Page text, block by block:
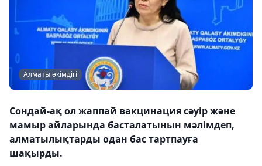
Алматы әкімдігі
Сондай-ақ ол жаппай вакцинация сәуір және
мамыр айларында басталатынын мәлімдеп,
алматылықтарды одан бас тартпауға
шақырды.